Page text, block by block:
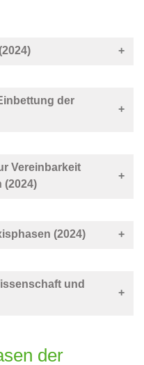
der
Vereinbarkeit
(2024)
und
der